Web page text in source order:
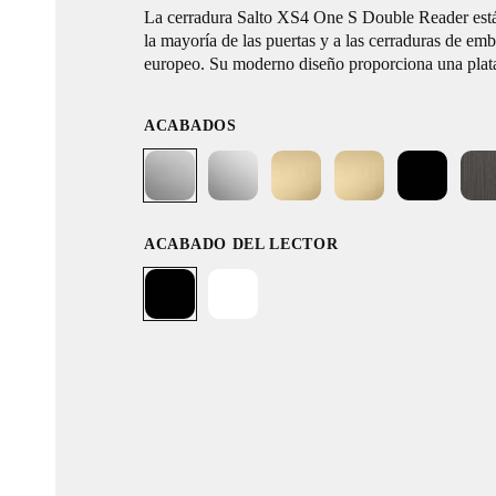
La cerradura Salto XS4 One S Double Reader
la mayoría de las puertas y a las cerraduras de
europeo. Su moderno diseño proporciona una
adaptable, su amplia gama de modelos y
fácilmente el hardware de tu puerta actual.
ACABADOS
ACABADO DEL LECTOR